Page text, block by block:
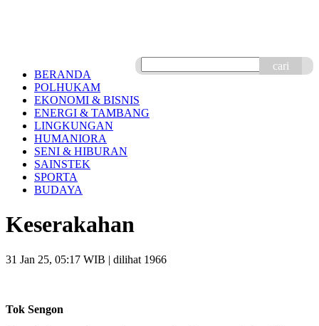
cari
BERANDA
POLHUKAM
EKONOMI & BISNIS
ENERGI & TAMBANG
LINGKUNGAN
HUMANIORA
SENI & HIBURAN
SAINSTEK
SPORTA
BUDAYA
Keserakahan
31 Jan 25, 05:17 WIB | dilihat 1966
Tok Sengon